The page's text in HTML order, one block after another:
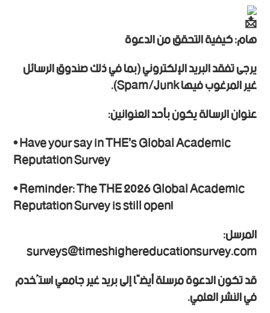
هام: كيفية التحقق من الدعوة
يرجى تفقد البريد الإلكتروني (بما في ذلك صندوق الرسائل
غير المرغوب فيها Spam/Junk).
عنوان الرسالة يكون بأحد العنوانين:
• Have your say in THE’s Global Academic
Reputation Survey
• Reminder: The THE 2026 Global Academic
Reputation Survey is still open!
المرسل:
surveys@timeshighereducationsurvey.com
قد تكون الدعوة مرسلة أيضًا إلى بريد غير جامعي استُخدم
في النشر العلمي.